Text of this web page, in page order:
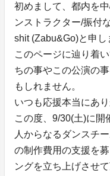
初めまして、都内を
ンストラクター/振付
shit (Zabu&Go)と申し
このページに辿り着
ちの事やこの公演の
もしれません。
いつも応援本当にあ
この度、9/30(土)に開
人からなるダンスチ
の制作費用の支援を
ングを立ち上げさせて